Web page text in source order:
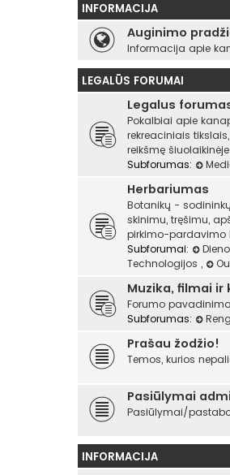
INFORMACIJA
Auginimo
Informacija apie
LEGALŪS FORUMAI
Legalus
Pokalbiai apie
rekreaciniais
reikšmę
Subforumas:
Herbariumas
Botanikų -
skinimu, tręšimu,
pirkimo-pardavimo
Subforumai:
Technologijos ,
Muzika, filmai
Forumo
Subforumas:
Prašau žodžio!
Temos, kurios
Pasiūlymai
Pasiūlymai/
INFORMACIJA